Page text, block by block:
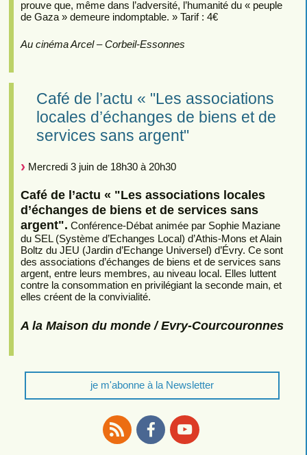
prouve que, même dans l’adversité, l’humanité du « peuple
de Gaza » demeure indomptable. » Tarif : 4€
Au cinéma Arcel – Corbeil-Essonnes
Café de l’actu « "Les associations
locales d’échanges de biens et de
services sans argent"
Mercredi 3 juin de 18h30 à 20h30
Café de l’actu « "Les associations locales
d’échanges de biens et de services sans
argent". Conférence-Débat animée par Sophie Maziane
du SEL (Système d’Echanges Local) d’Athis-Mons et Alain
Boltz du JEU (Jardin d’Echange Universel) d’Évry. Ce sont
des associations d’échanges de biens et de services sans
argent, entre leurs membres, au niveau local. Elles luttent
contre la consommation en privilégiant la seconde main, et
elles créent de la convivialité.
A la Maison du monde / Evry-Courcouronnes
je m'abonne à la Newsletter